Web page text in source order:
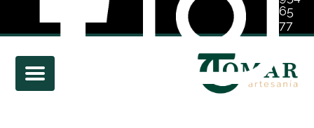
65
77
01